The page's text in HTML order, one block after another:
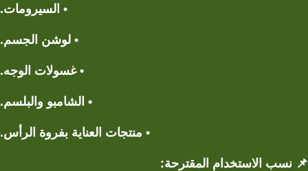
• السيرومات.
• لوشن الجسم.
• غسولات الوجه.
• الشامبو والبلسم.
• منتجات العناية بفروة الرأس.
📌 نسب الاستخدام المقترحة: